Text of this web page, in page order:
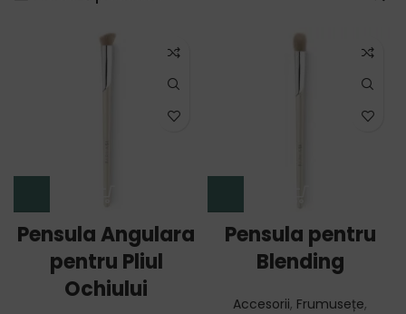
Pensula Angulara
pentru Pliul
Ochiului
Pensula pentru
Blending
Accesorii, Frumusețe,